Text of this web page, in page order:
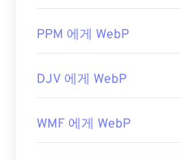
PPM 에게 WebP
DJV 에게 WebP
WMF 에게 WebP